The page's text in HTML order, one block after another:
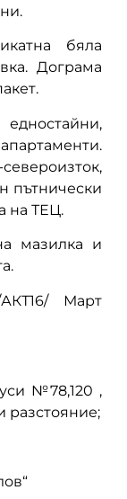
бяла
Дограма
пътнически
на ТЕЦ.
мазилка и
Март
№78,120 ,
разстояние;